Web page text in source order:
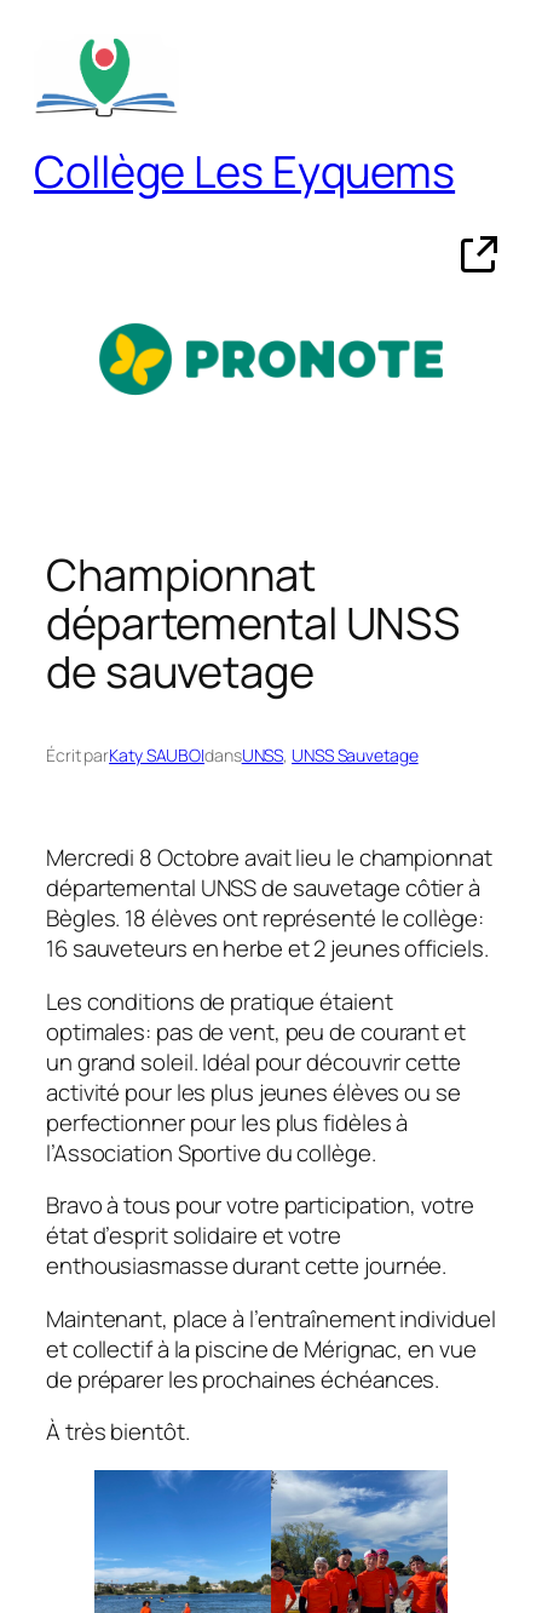
contenu
Collège Les Eyquems
Championnat
départemental UNSS
de sauvetage
Écrit parKaty SAUBOIdansUNSS, UNSS Sauvetage
Mercredi 8 Octobre avait lieu le championnat
départemental UNSS de sauvetage côtier à
Bègles. 18 élèves ont représenté le collège:
16 sauveteurs en herbe et 2 jeunes officiels.
Les conditions de pratique étaient
optimales: pas de vent, peu de courant et
un grand soleil. Idéal pour découvrir cette
activité pour les plus jeunes élèves ou se
perfectionner pour les plus fidèles à
l’Association Sportive du collège.
Bravo à tous pour votre participation, votre
état d’esprit solidaire et votre
enthousiasmasse durant cette journée.
Maintenant, place à l’entraînement individuel
et collectif à la piscine de Mérignac, en vue
de préparer les prochaines échéances.
À très bientôt.